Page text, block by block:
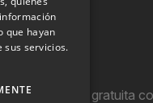
publicación gratuita
que hayan
sus servicios.